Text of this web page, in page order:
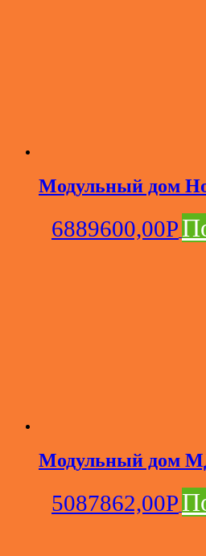
Модульный дом
6889600,00Р
Модульный дом
5087862,00Р